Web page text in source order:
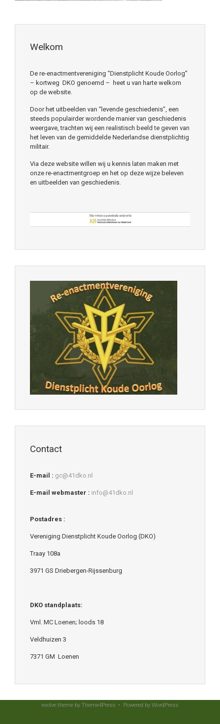
Welkom
De re-enactmentvereniging “Dienstplicht Koude Oorlog”
– kortweg DKO genoemd – heet u van harte welkom
op de website.
Door het uitbeelden van “levende geschiedenis”, een
steeds populairder wordende manier van geschiedenis
weergave, trachten wij een realistisch beeld te geven van
het leven van de gemiddelde Nederlandse dienstplichtig
militair.
Via deze website willen wij u kennis laten maken met
onze re-enactmentgroep en het op deze wijze beleven
en uitbeelden van geschiedenis.
Contact
E-mail : gc@41dko.nl
E-mail webmaster : info@41dko.nl
Postadres :
Vereniging Dienstplicht Koude Oorlog (DKO)
Traay 108a
3971 GS Driebergen-Rijssenburg
DKO standplaats:
Vml. MC Loenen; loods 18
Veldhuizen 3
7371 GM Loenen
evolve theme by Theme4Press • Powered by WordPress